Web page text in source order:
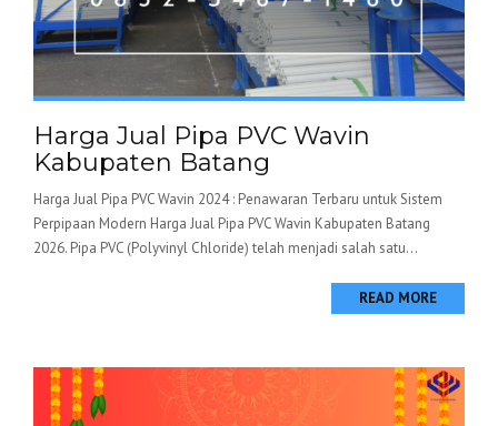
Harga Jual Pipa PVC Wavin
Kabupaten Batang
Harga Jual Pipa PVC Wavin 2024 : Penawaran Terbaru untuk Sistem
Perpipaan Modern Harga Jual Pipa PVC Wavin Kabupaten Batang
2026. Pipa PVC (Polyvinyl Chloride) telah menjadi salah satu...
READ MORE